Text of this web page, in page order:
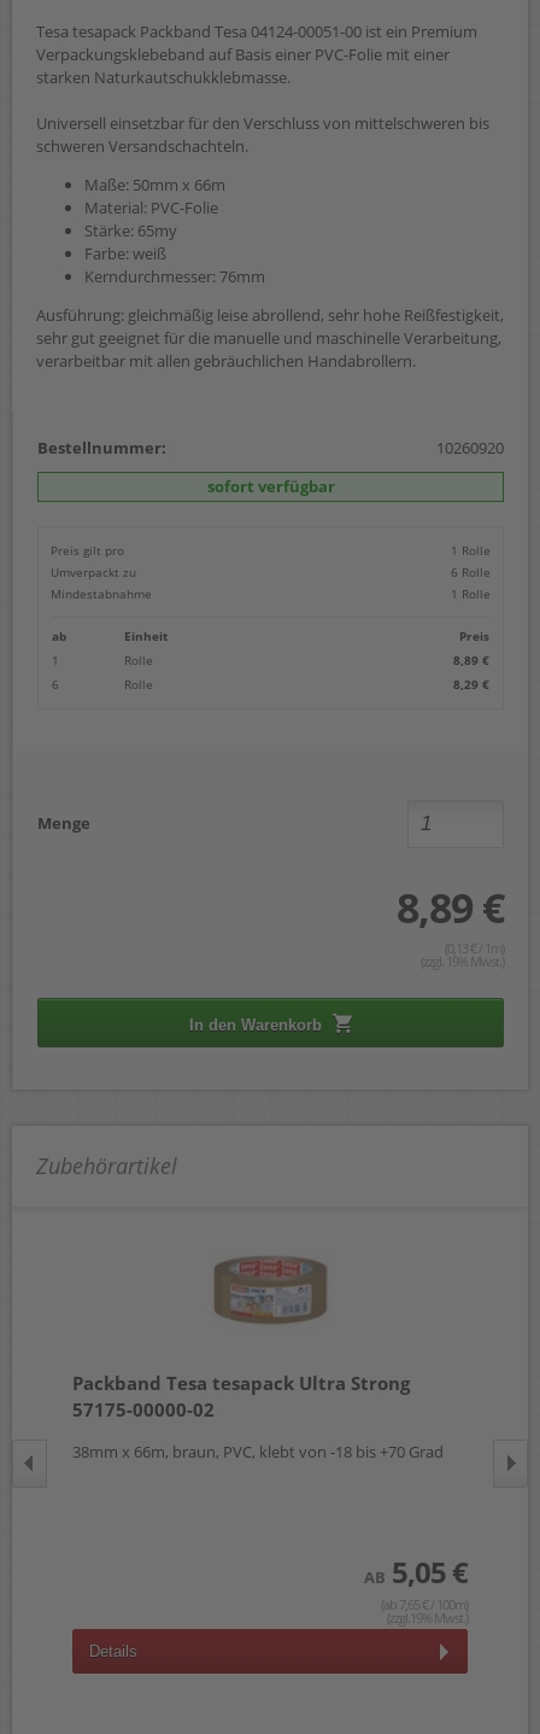
Tesa tesapack Packband Tesa 04124-00051-00 ist ein Premium
Verpackungsklebeband auf Basis einer PVC-Folie mit einer
starken Naturkautschukklebmasse.
Universell einsetzbar für den Verschluss von mittelschweren bis
schweren Versandschachteln.
Maße: 50mm x 66m
Material: PVC-Folie
Stärke: 65my
Farbe: weiß
Kerndurchmesser: 76mm
Ausführung: gleichmäßig leise abrollend, sehr hohe Reißfestigkeit,
sehr gut geeignet für die manuelle und maschinelle Verarbeitung,
verarbeitbar mit allen gebräuchlichen Handabrollern.
Bestellnummer:
10260920
sofort verfügbar
Preis gilt pro
1 Rolle
Umverpackt zu
6 Rolle
Mindestabnahme
1 Rolle
ab Einheit
Preis
1
Rolle
8,89 €
6
Rolle 8,29 €
Menge
8,89 €
(0,13 € / 1m)
(zzgl. 19% Mwst.)
In den Warenkorb
Zubehörartikel
Packband Tesa tesapack Ultra Strong
57175-00000-02
38mm x 66m, braun, PVC, klebt von -18 bis +70 Grad
AB 5,05 €
(ab 7,65 € / 100m)
(zzgl.19% Mwst.)
Details